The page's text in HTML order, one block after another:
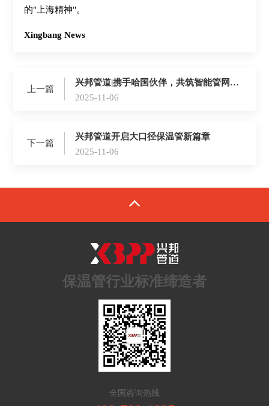
的"上海精神"。
Xingbang News
上一篇
兴邦管道|携手哈国伙伴，共筑智能管网新
篇章
2025-11-06
下一篇
兴邦管道开启大口径保温管新篇章
2025-11-06
保温管行业标准缔造者
全国咨询热线